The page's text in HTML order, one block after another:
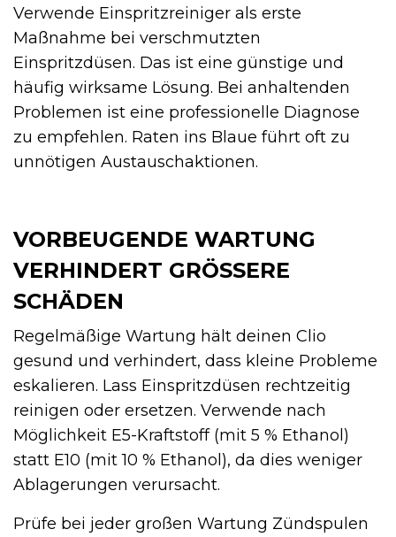
Verwende Einspritzreiniger als erste
Maßnahme bei verschmutzten
Einspritzdüsen. Das ist eine günstige und
häufig wirksame Lösung. Bei anhaltenden
Problemen ist eine professionelle Diagnose
zu empfehlen. Raten ins Blaue führt oft zu
unnötigen Austauschaktionen.
VORBEUGENDE WARTUNG
VERHINDERT GRÖSSERE S
CHÄDEN
Regelmäßige Wartung hält deinen Clio
gesund und verhindert, dass kleine Probleme
eskalieren. Lass Einspritzdüsen rechtzeitig
reinigen oder ersetzen. Verwende nach
Möglichkeit E5-Kraftstoff (mit 5 % Ethanol)
statt E10 (mit 10 % Ethanol), da dies weniger
Ablagerungen verursacht.
Prüfe bei jeder großen Wartung Zündspulen